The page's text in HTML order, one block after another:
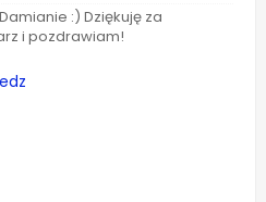
:) Dziękuję za
i pozdrawiam!